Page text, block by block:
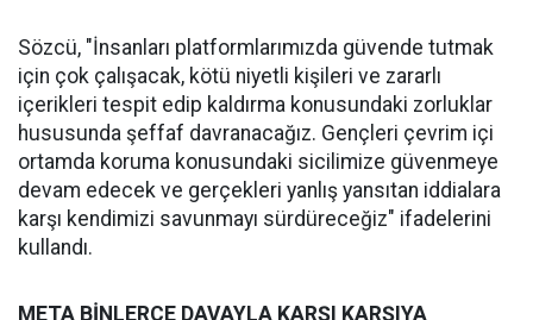
Sözcü, "İnsanları platformlarımızda güvende tutmak
için çok çalışacak, kötü niyetli kişileri ve zararlı
içerikleri tespit edip kaldırma konusundaki zorluklar
hususunda şeffaf davranacağız. Gençleri çevrim içi
ortamda koruma konusundaki sicilimize güvenmeye
devam edecek ve gerçekleri yanlış yansıtan iddialara
karşı kendimizi savunmayı sürdüreceğiz" ifadelerini
kullandı.
META BİNLERCE DAVAYLA KARŞI KARŞIYA